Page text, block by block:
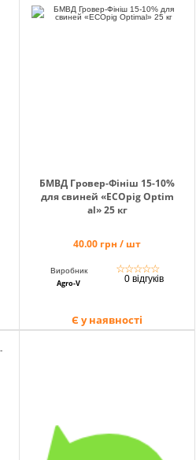
БМВД Гровер-Фініш 15-10%
для свиней «EСОpig Optim
al» 25 кг
40.00 грн / шт
Виробник
Agro-V
☆☆☆☆☆
0 відгуків
Є у наявності